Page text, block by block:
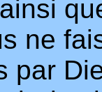
ne
par